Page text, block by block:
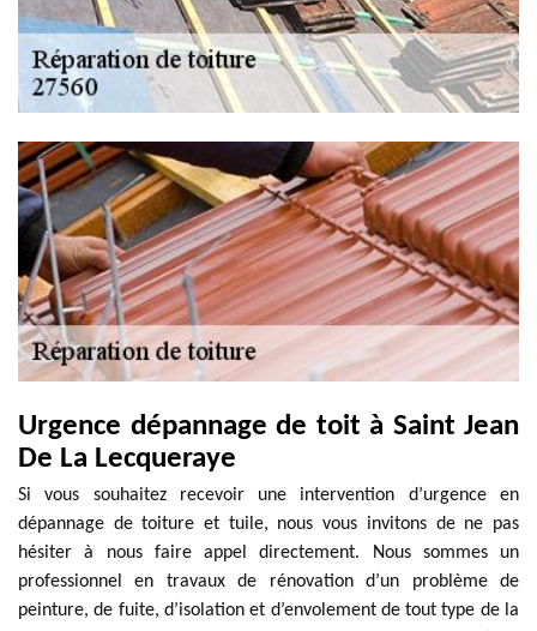
Urgence dépannage de toit à Saint Jean
De La Lecqueraye
Si vous souhaitez recevoir une intervention d’urgence en
dépannage de toiture et tuile, nous vous invitons de ne pas
hésiter à nous faire appel directement. Nous sommes un
professionnel en travaux de rénovation d’un problème de
peinture, de fuite, d’isolation et d’envolement de tout type de la